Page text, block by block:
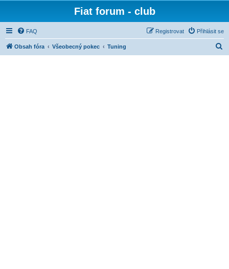
Fiat forum - club
FAQ Přihlásit se
Registrovat
Obsah fóra Všeobecný pokec Tuning